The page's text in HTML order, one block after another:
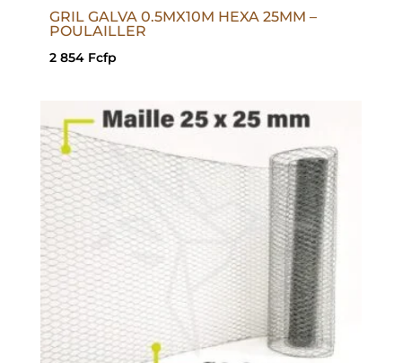
GRIL GALVA 0.5MX10M HEXA 25MM –
POULAILLER
2 854 Fcfp